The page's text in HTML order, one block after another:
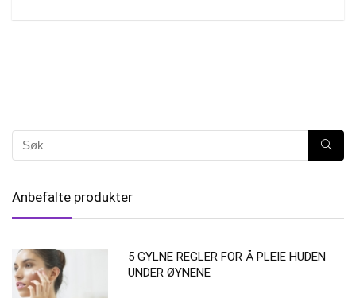
Anbefalte produkter
5 GYLNE REGLER FOR Å PLEIE HUDEN
UNDER ØYNENE